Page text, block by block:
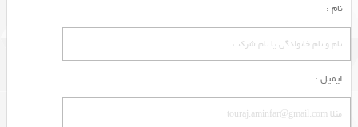
نام :
ایمیل :